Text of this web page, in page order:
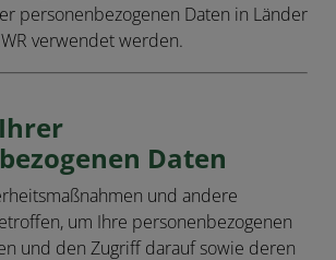
personenbezogenen Daten in Länder
verwendet werden.
Daten
und andere
um Ihre personenbezogenen
und den Zugriff darauf sowie deren